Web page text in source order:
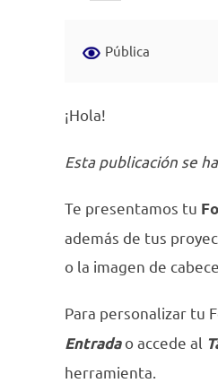
Pública
¡Hola!
Esta publicación se
Te presentamos tu
además de tus
o la imagen de
Para personalizar tu
Entrada o accede al
herramienta.